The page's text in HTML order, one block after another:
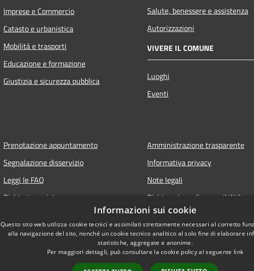
Imprese e Commercio
Catasto e urbanistica
Mobilità e trasporti
Educazione e formazione
Giustizia e sicurezza pubblica
Salute, benessere e assistenza
Autorizzazioni
VIVERE IL COMUNE
Luoghi
Eventi
Prenotazione appuntamento
Segnalazione disservizio
Leggi le FAQ
Richiesta assistenza
Amministrazione trasparente
Informativa privacy
Note legali
Dichiarazione di accessibilità
Informazioni sui cookie
Questo sito web utilizza cookie tecnici e assimilati strettamente necessari al corretto
alla navigazione del sito, nonché un cookie tecnico analitico al solo fine di elaborare
statistiche, aggregate e anonime.
Per maggiori dettagli, può consultare la cookie policy al seguente link